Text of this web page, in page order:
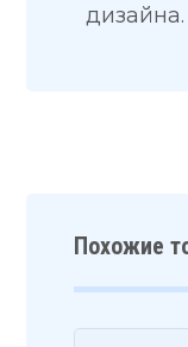
дизайна.
Похожие